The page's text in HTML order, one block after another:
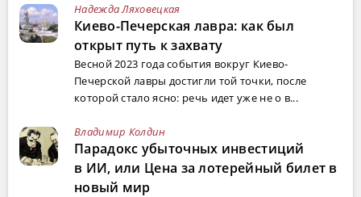
Надежда Ляховецкая
Киево-Печерская лавра: как был
открыт путь к захвату
Весной 2023 года события вокруг Киево-
Печерской лавры достигли той точки, после
которой стало ясно: речь идет уже не о в...
Владимир Колдин
Парадокс убыточных инвестиций
в ИИ, или Цена за лотерейный билет в
новый мир